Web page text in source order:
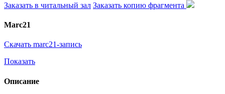
Заказать в читальный зал Заказать копию фрагмента
Marc21
Скачать marc21-запись
Показать
Описание